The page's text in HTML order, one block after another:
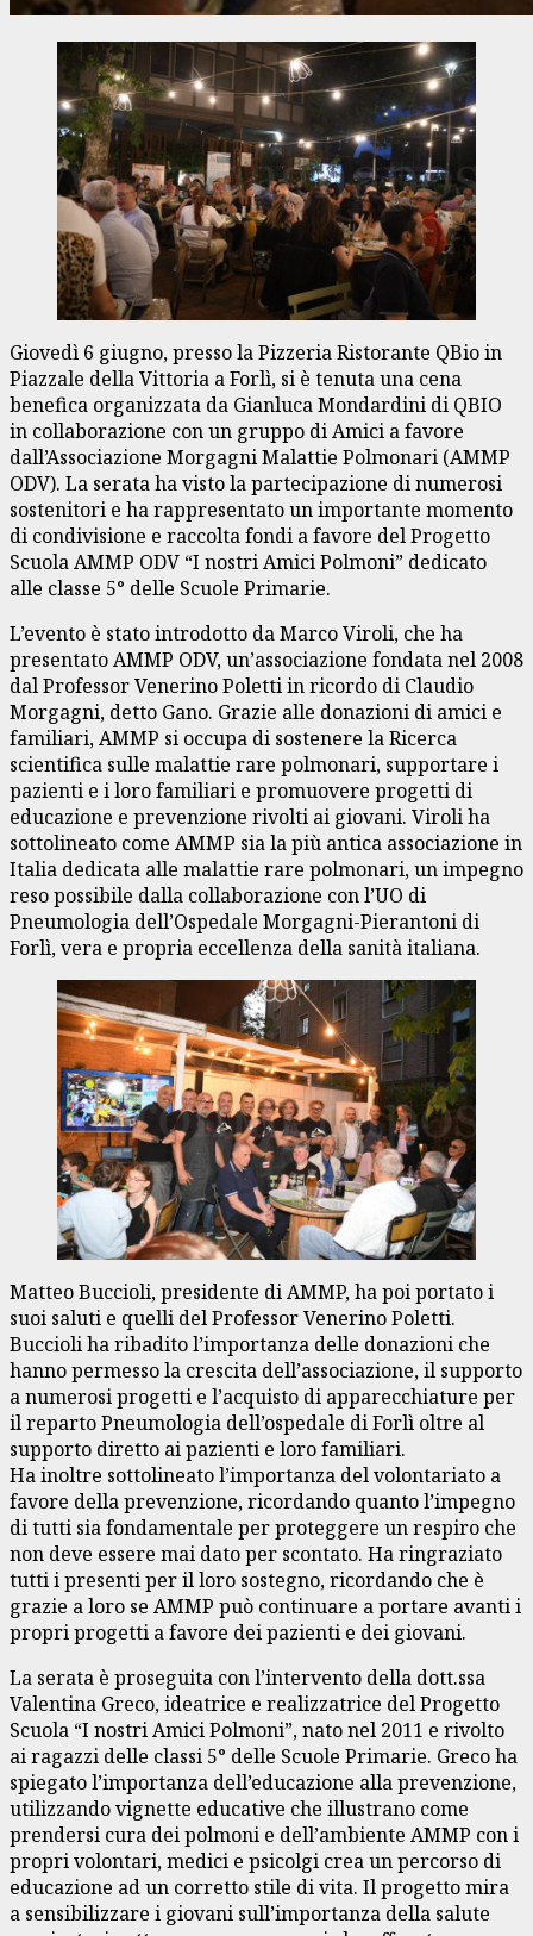
Giovedì 6 giugno, presso la Pizzeria Ristorante QBio in
Piazzale della Vittoria a Forlì, si è tenuta una cena
benefica organizzata da Gianluca Mondardini di QBIO
in collaborazione con un gruppo di Amici a favore
dall’Associazione Morgagni Malattie Polmonari (AMMP
ODV). La serata ha visto la partecipazione di numerosi
sostenitori e ha rappresentato un importante momento
di condivisione e raccolta fondi a favore del Progetto
Scuola AMMP ODV “I nostri Amici Polmoni” dedicato
alle classe 5° delle Scuole Primarie.
L’evento è stato introdotto da Marco Viroli, che ha
presentato AMMP ODV, un’associazione fondata nel 2008
dal Professor Venerino Poletti in ricordo di Claudio
Morgagni, detto Gano. Grazie alle donazioni di amici e
familiari, AMMP si occupa di sostenere la Ricerca
scientifica sulle malattie rare polmonari, supportare i
pazienti e i loro familiari e promuovere progetti di
educazione e prevenzione rivolti ai giovani. Viroli ha
sottolineato come AMMP sia la più antica associazione in
Italia dedicata alle malattie rare polmonari, un impegno
reso possibile dalla collaborazione con l’UO di
Pneumologia dell’Ospedale Morgagni-Pierantoni di
Forlì, vera e propria eccellenza della sanità italiana.
Matteo Buccioli, presidente di AMMP, ha poi portato i
suoi saluti e quelli del Professor Venerino Poletti.
Buccioli ha ribadito l’importanza delle donazioni che
hanno permesso la crescita dell’associazione, il supporto
a numerosi progetti e l’acquisto di apparecchiature per
il reparto Pneumologia dell’ospedale di Forlì oltre al
supporto diretto ai pazienti e loro familiari.
Ha inoltre sottolineato l’importanza del volontariato a
favore della prevenzione, ricordando quanto l’impegno
di tutti sia fondamentale per proteggere un respiro che
non deve essere mai dato per scontato. Ha ringraziato
tutti i presenti per il loro sostegno, ricordando che è
grazie a loro se AMMP può continuare a portare avanti i
propri progetti a favore dei pazienti e dei giovani.
La serata è proseguita con l’intervento della dott.ssa
Valentina Greco, ideatrice e realizzatrice del Progetto
Scuola “I nostri Amici Polmoni”, nato nel 2011 e rivolto
ai ragazzi delle classi 5° delle Scuole Primarie. Greco ha
spiegato l’importanza dell’educazione alla prevenzione,
utilizzando vignette educative che illustrano come
prendersi cura dei polmoni e dell’ambiente AMMP con i
propri volontari, medici e psicolgi crea un percorso di
educazione ad un corretto stile di vita. Il progetto mira
a sensibilizzare i giovani sull’importanza della salute